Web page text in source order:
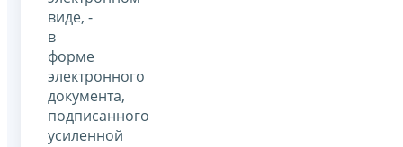
виде, -
в
форме
электронного
документа,
подписанного
усиленной